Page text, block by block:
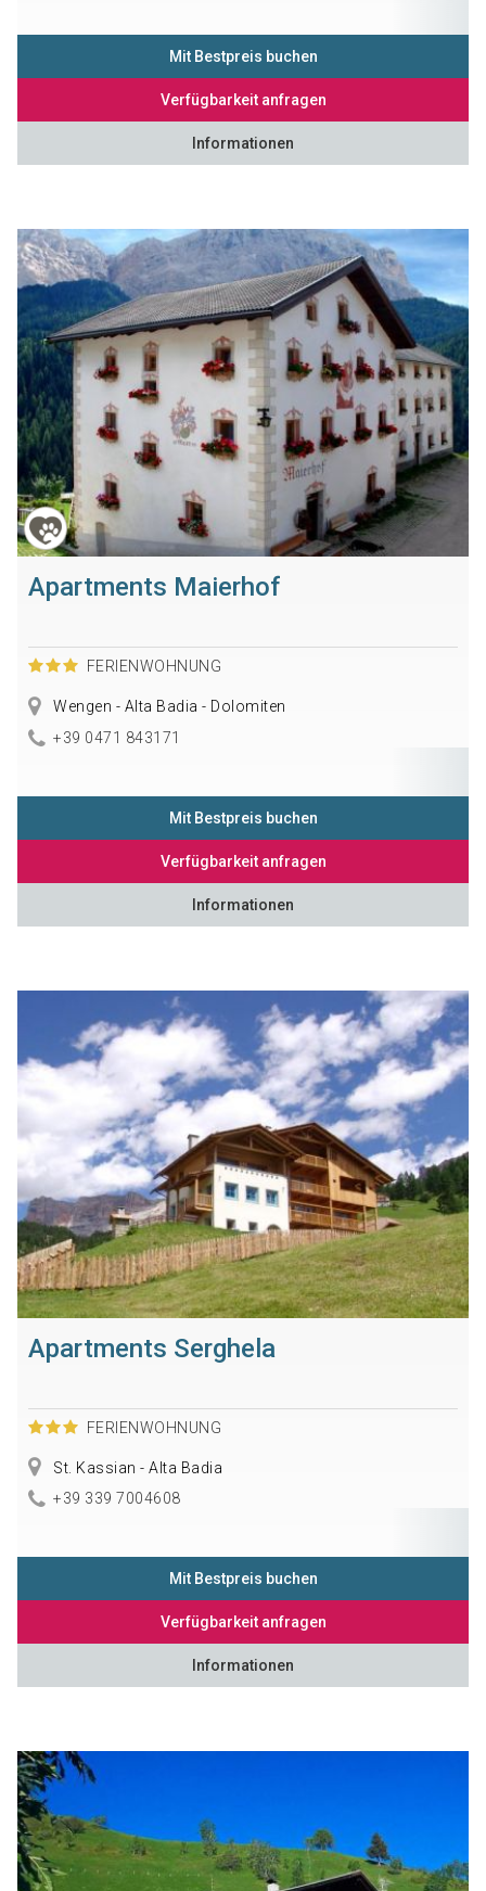
Mit Bestpreis buchen
Verfügbarkeit anfragen
Informationen
Apartments Maierhof
FERIENWOHNUNG
Wengen - Alta Badia - Dolomiten
+39 0471 843171
Mit Bestpreis buchen
Verfügbarkeit anfragen
Informationen
Apartments Serghela
FERIENWOHNUNG
St. Kassian - Alta Badia
+39 339 7004608
Mit Bestpreis buchen
Verfügbarkeit anfragen
Informationen